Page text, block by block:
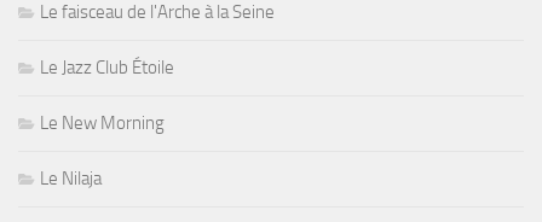
Le faisceau de l'Arche à la Seine
Le Jazz Club Étoile
Le New Morning
Le Nilaja